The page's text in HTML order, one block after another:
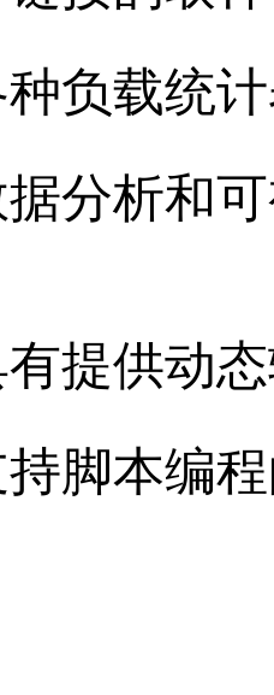
负载统
分析和
提供动
脚本编